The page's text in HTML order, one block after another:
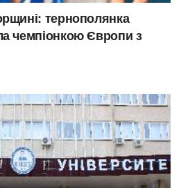
тернополянка
чемпіонкою Європи з